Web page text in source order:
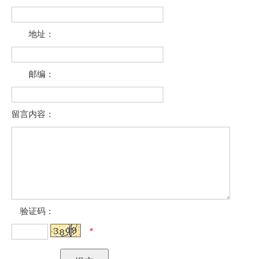
地址：
邮编：
留言内容：
验证码：
*